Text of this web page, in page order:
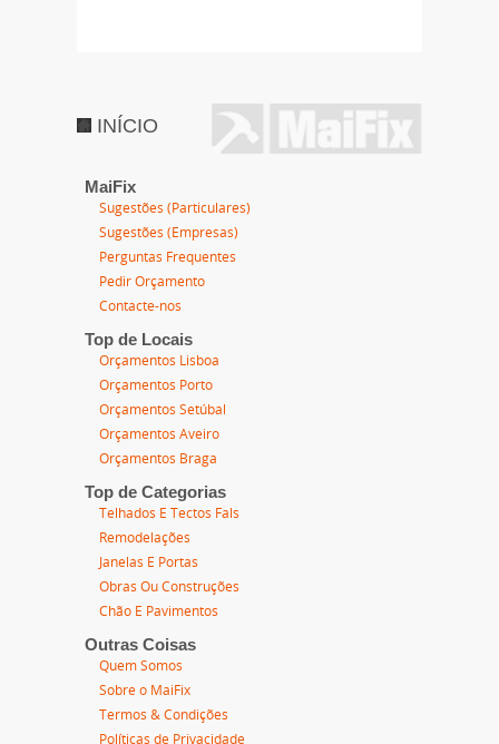
INÍCIO
MaiFix
Sugestões (Particulares)
Sugestões (Empresas)
Perguntas Frequentes
Pedir Orçamento
Contacte-nos
Top de Locais
Orçamentos Lisboa
Orçamentos Porto
Orçamentos Setúbal
Orçamentos Aveiro
Orçamentos Braga
Top de Categorias
Telhados E Tectos Fals
Remodelações
Janelas E Portas
Obras Ou Construções
Chão E Pavimentos
Outras Coisas
Quem Somos
Sobre o MaiFix
Termos & Condições
Políticas de Privacidade